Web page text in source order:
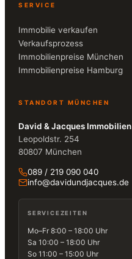
SERVICE
Immobilie verkaufen
Verkaufsprozess
Immobilienpreise München
Immobilienpreise Hamburg
STANDORT MÜNCHEN
David & Jacques Immobilien
Leopoldstr. 254
80807 München
089 / 219 090 040
info@davidundjacques.de
SERVICEZEITEN
Mo–Fr 8:00 – 18:00 Uhr
Sa 10:00 – 18:00 Uhr
So 11:00 – 15:00 Uhr